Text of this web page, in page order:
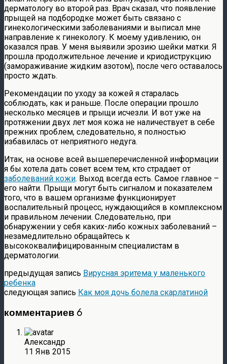
дерматологу во второй раз. Врач сказал, что появление
прыщей на подбородке может быть связано с
гинекологическими заболеваниями и выписал мне
направление к гинекологу. К моему удивлению, он
оказался прав. У меня выявили эрозию шейки матки. Я
прошла продолжительное лечение и криодиструкцию
(замораживание жидким азотом), после чего оставалось
просто ждать.
Рекомендации по уходу за кожей я старалась
соблюдать, как и раньше. После операции прошло
несколько месяцев и прыщи исчезли. И вот уже на
протяжении двух лет моя кожа не наличествует в себе
прежних проблем, следовательно, я полностью
избавилась от неприятного недуга.
Итак, на основе всей вышеперечисленной информации
я бы хотела дать совет всем тем, кто страдает от
заболеваний кожи. Выход всегда есть. Самое главное –
его найти. Прыщи могут быть сигналом и показателем
того, что в вашем организме функционирует
воспалительный процесс, нуждающийся в комплексном
и правильном лечении. Следовательно, при
обнаружении у себя каких-либо кожных заболеваний –
незамедлительно обращайтесь к
высококвалифицированным специалистам в
дерматологии.
предыдущая запись Вирусная эритема у маленького
ребенка
следующая запись Как моя дочь болела скарлатиной
комментариев 6
Александр
11 Янв 2015